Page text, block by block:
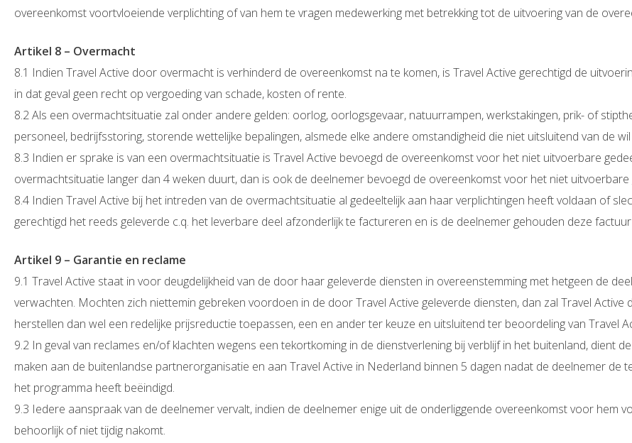
overeenkomst voortvloeiende verplichting of van hem te vragen medewerking met betrekking tot de uitvoering van de
Artikel 8 – Overmacht
8.1 Indien Travel Active door overmacht is verhinderd de overeenkomst na te komen, is Travel Active gerechtigd de
in dat geval geen recht op vergoeding van schade, kosten of rente.
8.2 Als een overmachtsituatie zal onder andere gelden: oorlog, oorlogsgevaar, natuurrampen, werkstakingen, prik- of
personeel, bedrijfsstoring, storende wettelijke bepalingen, alsmede elke andere omstandigheid die niet uitsluitend van de wil
8.3 Indien er sprake is van een overmachtsituatie is Travel Active bevoegd de overeenkomst voor het niet uitvoerbare
overmachtsituatie langer dan 4 weken duurt, dan is ook de deelnemer bevoegd de overeenkomst voor het niet
8.4 Indien Travel Active bij het intreden van de overmachtsituatie al gedeeltelijk aan haar verplichtingen heeft voldaan of
gerechtigd het reeds geleverde c.q. het leverbare deel afzonderlijk te factureren en is de deelnemer gehouden deze
Artikel 9 – Garantie en reclame
9.1 Travel Active staat in voor deugdelijkheid van de door haar geleverde diensten in overeenstemming met hetgeen de
verwachten. Mochten zich niettemin gebreken voordoen in de door Travel Active geleverde diensten, dan zal Travel
herstellen dan wel een redelijke prijsreductie toepassen, een en ander ter keuze en uitsluitend ter beoordeling van Travel
9.2 In geval van reclames en/of klachten wegens een tekortkoming in de dienstverlening bij verblijf in het buitenland, dient
maken aan de buitenlandse partnerorganisatie en aan Travel Active in Nederland binnen 5 dagen nadat de deelnemer
het programma heeft beëindigd.
9.3 Iedere aanspraak van de deelnemer vervalt, indien de deelnemer enige uit de onderliggende overeenkomst voor hem
behoorlijk of niet tijdig nakomt.